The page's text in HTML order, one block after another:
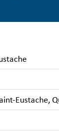
Eustache,